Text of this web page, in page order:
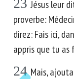
23 Jésus leur
proverbe:
direz: Fais ici,
appris que tu as
24 Mais,